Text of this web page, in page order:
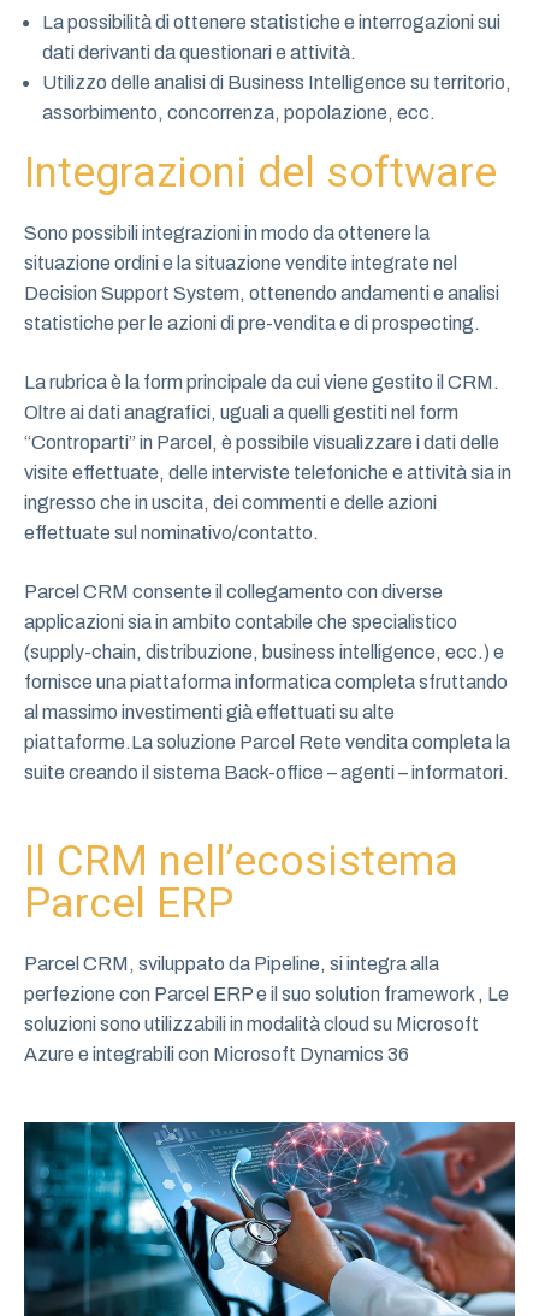
La possibilità di ottenere statistiche e interrogazioni sui
dati derivanti da questionari e attività.
Utilizzo delle analisi di Business Intelligence su territorio,
assorbimento, concorrenza, popolazione, ecc.
Integrazioni del software
Sono possibili integrazioni in modo da ottenere la
situazione ordini e la situazione vendite integrate nel
Decision Support System, ottenendo andamenti e analisi
statistiche per le azioni di pre-vendita e di prospecting.
La rubrica è la form principale da cui viene gestito il CRM.
Oltre ai dati anagrafici, uguali a quelli gestiti nel form
“Controparti” in Parcel, è possibile visualizzare i dati delle
visite effettuate, delle interviste telefoniche e attività sia in
ingresso che in uscita, dei commenti e delle azioni
effettuate sul nominativo/contatto.
Parcel CRM consente il collegamento con diverse
applicazioni sia in ambito contabile che specialistico
(supply-chain, distribuzione, business intelligence, ecc.) e
fornisce una piattaforma informatica completa sfruttando
al massimo investimenti già effettuati su alte
piattaforme.La soluzione Parcel Rete vendita completa la
suite creando il sistema Back-office – agenti – informatori.
Il CRM nell’ecosistema
Parcel ERP
Parcel CRM, sviluppato da Pipeline, si integra alla
perfezione con Parcel ERP e il suo solution framework , Le
soluzioni sono utilizzabili in modalità cloud su Microsoft
Azure e integrabili con Microsoft Dynamics 36